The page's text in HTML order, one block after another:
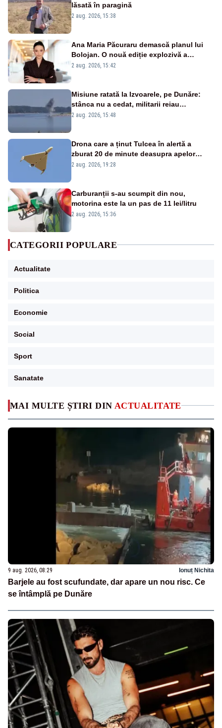
MAI MULTE ȘTIRI DIN ACTUALITATE
9 aug. 2026, 08:29 Ionuț Nichita
Barjele au fost scufundate, dar apare un nou risc. Ce
se întâmplă pe Dunăre
lăsată în paragină
2 aug. 2026, 15:38
Ana Maria Păcuraru demască planul lui
Bolojan. O nouă ediție explozivă a
emisiunii „Miza Zilei” la Realitatea PLUS
2 aug. 2026, 15:42
Misiune ratată la Izvoarele, pe Dunăre:
stânca nu a cedat, militarii reiau
detonările luni – VIDEO
2 aug. 2026, 15:48
Drona care a ținut Tulcea în alertă a
zburat 20 de minute deasupra apelor
României. Au fost ridicate două F-16
2 aug. 2026, 19:28
Carburanții s-au scumpit din nou,
motorina este la un pas de 11 lei/litru
2 aug. 2026, 15:36
CATEGORII POPULARE
Actualitate
Politica
Economie
Social
Sport
Sanatate